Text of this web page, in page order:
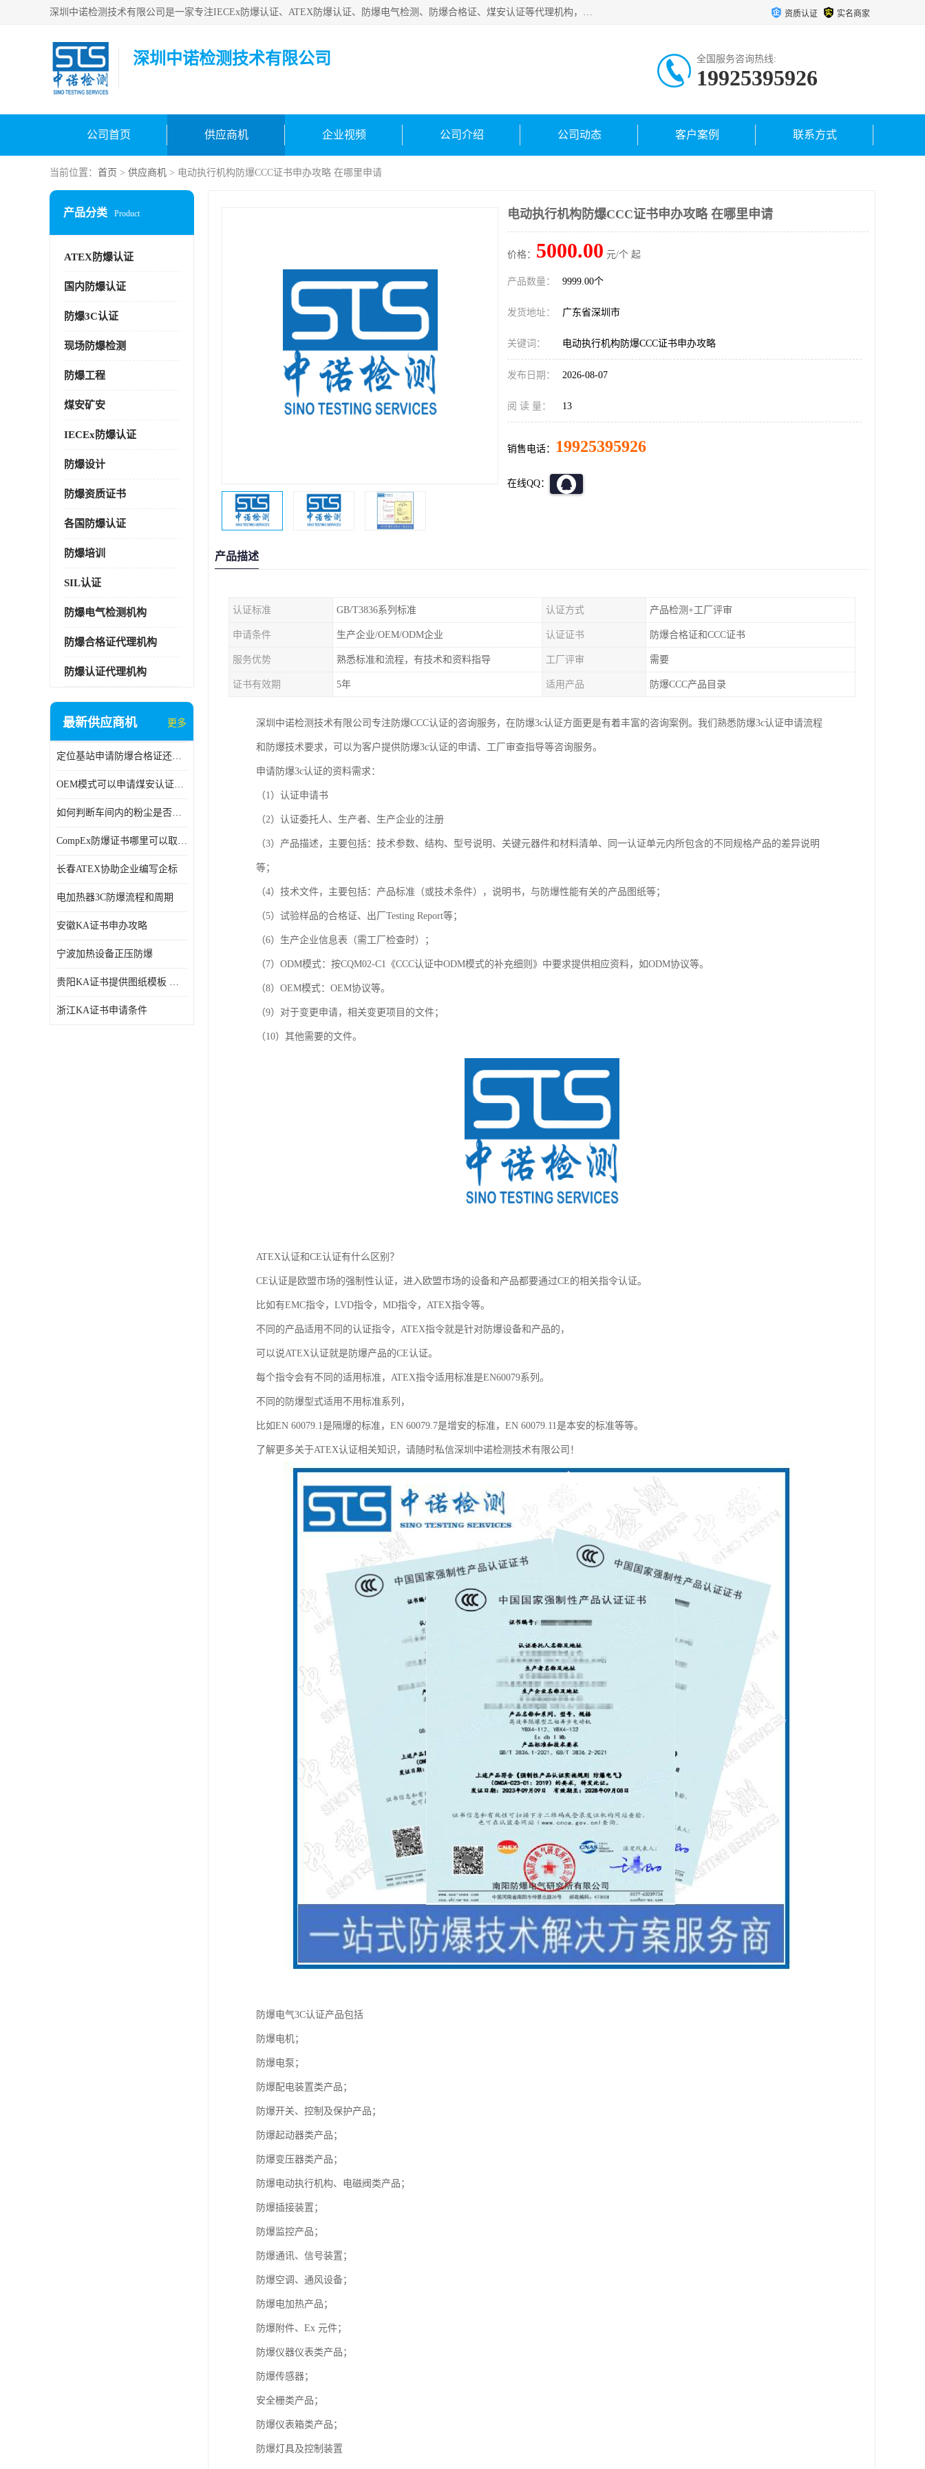
深圳中诺检测技术有限公司是一家专注IECEx防爆认证、ATEX防爆认证、防爆电气检测、防爆合格证、煤安认证等代理机构，可为客户提供从防爆设计、认证、现场检查、工程施工改造、培训等一站式服务。 资质认证 实名商家
深圳中诺检测技术有限公司 全国服务咨询热线:
19925395926
公司首页 供应商机 企业视频 公司介绍 公司动态 客户案例 联系方式
当前位置： 首页 > 供应商机 > 电动执行机构防爆CCC证书申办攻略 在哪里申请
产品分类 Product
ATEX防爆认证
国内防爆认证
防爆3C认证
现场防爆检测
防爆工程
煤安矿安
IECEx防爆认证
防爆设计
防爆资质证书
各国防爆认证
防爆培训
SIL认证
防爆电气检测机构
防爆合格证代理机构
防爆认证代理机构
最新供应商机 更多
定位基站申请防爆合格证还是防爆3C认证呢？
OEM模式可以申请煤安认证吗？
如何判断车间内的粉尘是否为爆炸性粉尘？
CompEx防爆证书哪里可以取得？
长春ATEX协助企业编写企标
电加热器3C防爆流程和周期
安徽KA证书申办攻略
宁波加热设备正压防爆
贵阳KA证书提供图纸模板 深圳中诺检测
浙江KA证书申请条件
电动执行机构防爆CCC证书申办攻略 在哪里申请
价格： 5000.00 元/个 起
产品数量： 9999.00个
发货地址： 广东省深圳市
关键词： 电动执行机构防爆CCC证书申办攻略
发布日期： 2026-08-07
阅 读 量： 13
销售电话： 19925395926
在线QQ：
产品描述
认证标准 GB/T3836系列标准 认证方式 产品检测+工厂评审
申请条件 生产企业/OEM/ODM企业 认证证书 防爆合格证和CCC证书
服务优势 熟悉标准和流程，有技术和资料指导 工厂评审 需要
证书有效期 5年 适用产品 防爆CCC产品目录
深圳中诺检测技术有限公司专注防爆CCC认证的咨询服务，在防爆3c认证方面更是有着丰富的咨询案例。我们熟悉防爆3c认证申请流程
和防爆技术要求，可以为客户提供防爆3c认证的申请、工厂审查指导等咨询服务。
申请防爆3c认证的资料需求：
（1）认证申请书
（2）认证委托人、生产者、生产企业的注册
（3）产品描述，主要包括：技术参数、结构、型号说明、关键元器件和材料清单、同一认证单元内所包含的不同规格产品的差异说明
等；
（4）技术文件，主要包括：产品标准（或技术条件），说明书，与防爆性能有关的产品图纸等；
（5）试验样品的合格证、出厂Testing Report等；
（6）生产企业信息表（需工厂检查时）；
（7）ODM模式：按CQM02-C1《CCC认证中ODM模式的补充细则》中要求提供相应资料，如ODM协议等。
（8）OEM模式：OEM协议等。
（9）对于变更申请，相关变更项目的文件；
（10）其他需要的文件。
ATEX认证和CE认证有什么区别？
CE认证是欧盟市场的强制性认证，进入欧盟市场的设备和产品都要通过CE的相关指令认证。
比如有EMC指令，LVD指令，MD指令，ATEX指令等。
不同的产品适用不同的认证指令，ATEX指令就是针对防爆设备和产品的，
可以说ATEX认证就是防爆产品的CE认证。
每个指令会有不同的适用标准，ATEX指令适用标准是EN60079系列。
不同的防爆型式适用不用标准系列，
比如EN 60079.1是隔爆的标准，EN 60079.7是增安的标准，EN 60079.11是本安的标准等等。
了解更多关于ATEX认证相关知识，请随时私信深圳中诺检测技术有限公司！
防爆电气3C认证产品包括
防爆电机；
防爆电泵；
防爆配电装置类产品；
防爆开关、控制及保护产品；
防爆起动器类产品；
防爆变压器类产品；
防爆电动执行机构、电磁阀类产品；
防爆插接装置；
防爆监控产品；
防爆通讯、信号装置；
防爆空调、通风设备；
防爆电加热产品；
防爆附件、Ex 元件；
防爆仪器仪表类产品；
防爆传感器；
安全栅类产品；
防爆仪表箱类产品；
防爆灯具及控制装置